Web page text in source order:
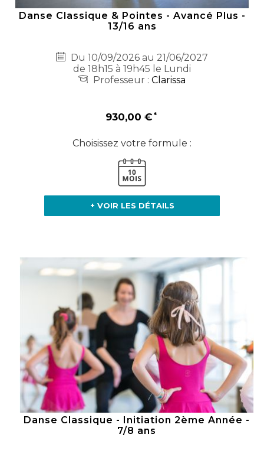
Danse Classique & Pointes - Avancé Plus -
13/16 ans
Du 10/09/2026 au 21/06/2027
de 18h15 à 19h45 le Lundi
Professeur : Clarissa
930,00 €
Choisissez votre formule :
+ VOIR LES DÉTAILS
Danse Classique - Initiation 2ème Année -
7/8 ans